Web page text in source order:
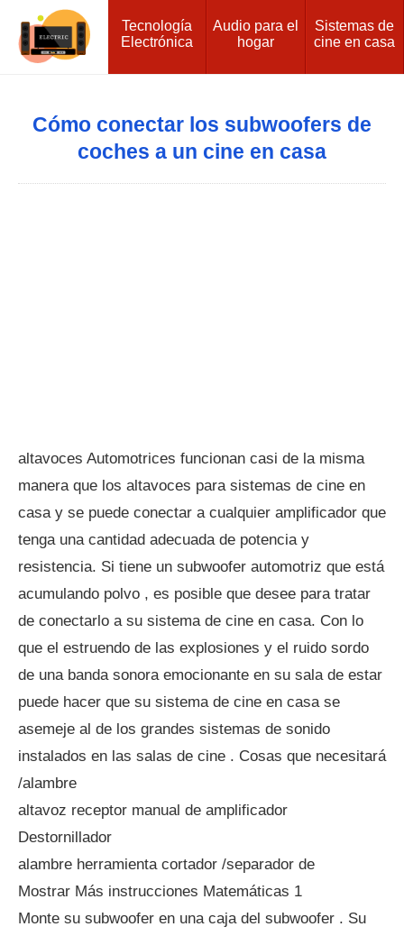
Tecnología
Electrónica
Audio para el
hogar
Sistemas de
cine en casa
Cómo conectar los subwoofers de
coches a un cine en casa
altavoces Automotrices funcionan casi de la misma
manera que los altavoces para sistemas de cine en
casa y se puede conectar a cualquier amplificador que
tenga una cantidad adecuada de potencia y
resistencia. Si tiene un subwoofer automotriz que está
acumulando polvo , es posible que desee para tratar
de conectarlo a su sistema de cine en casa. Con lo
que el estruendo de las explosiones y el ruido sordo
de una banda sonora emocionante en su sala de estar
puede hacer que su sistema de cine en casa se
asemeje al de los grandes sistemas de sonido
instalados en las salas de cine . Cosas que necesitará
/alambre
altavoz receptor manual de amplificador
Destornillador
alambre herramienta cortador /separador de
Mostrar Más instrucciones Matemáticas 1
Monte su subwoofer en una caja del subwoofer . Su